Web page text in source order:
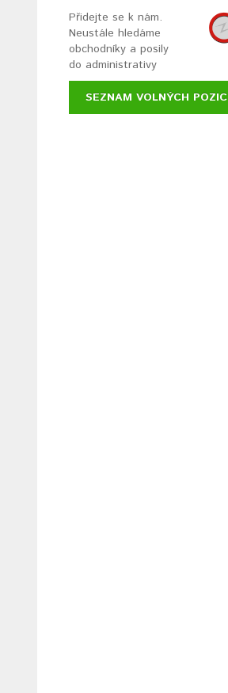
Přidejte se k nám.
Neustále hledáme
obchodníky a posily
do administrativy
SEZNAM VOLNÝCH POZIC